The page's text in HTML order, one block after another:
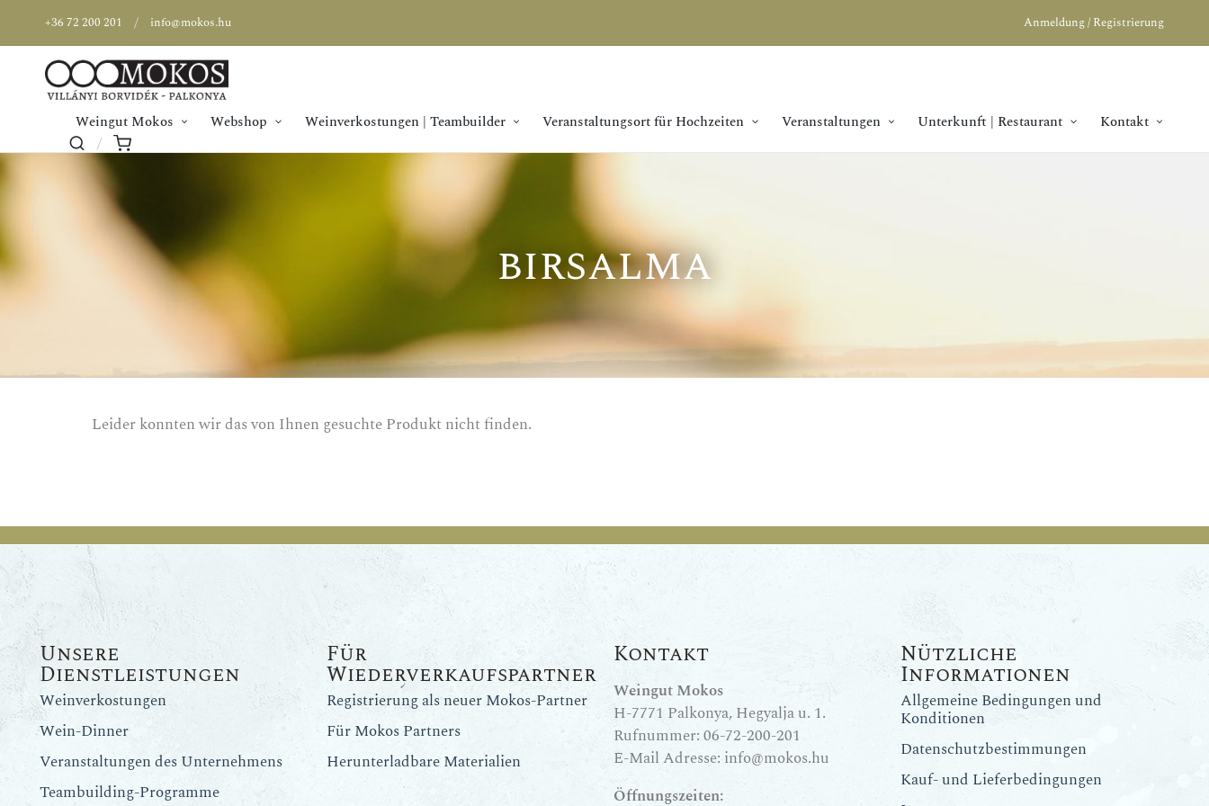
+36 72 200 201 info@mokos.hu Anmeldung / Registrierung
Weingut Mokos Webshop Weinverkostungen | Teambuilder Veranstaltungsort für Hochzeiten Veranstaltungen Unterkunft | Restaurant Kontakt
birsalma
Leider konnten wir das von Ihnen gesuchte Produkt nicht finden.
Unsere
Dienstleistungen
Weinverkostungen
Wein-Dinner
Veranstaltungen des Unternehmens
Teambuilding-Programme
Für
Wiederverkaufspartner
Registrierung als neuer Mokos-Partner
Für Mokos Partners
Herunterladbare Materialien
Kontakt
Weingut Mokos
H-7771 Palkonya, Hegyalja u. 1.
Rufnummer:06-72-200-201
E-Mail Adresse: info@mokos.hu
Öffnungszeiten:
Nützliche
Informationen
Allgemeine Bedingungen und
Konditionen
Datenschutzbestimmungen
Kauf- und Lieferbedingungen